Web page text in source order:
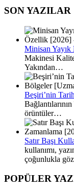
SON YAZILAR
Minisan
Makinesi
Yakından…
Beşiri’nin
örüntüler…
Satır Başı
kullanımı,
çoğunlukla
POPÜLER